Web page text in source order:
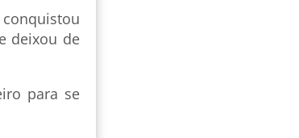
deixou de
para se